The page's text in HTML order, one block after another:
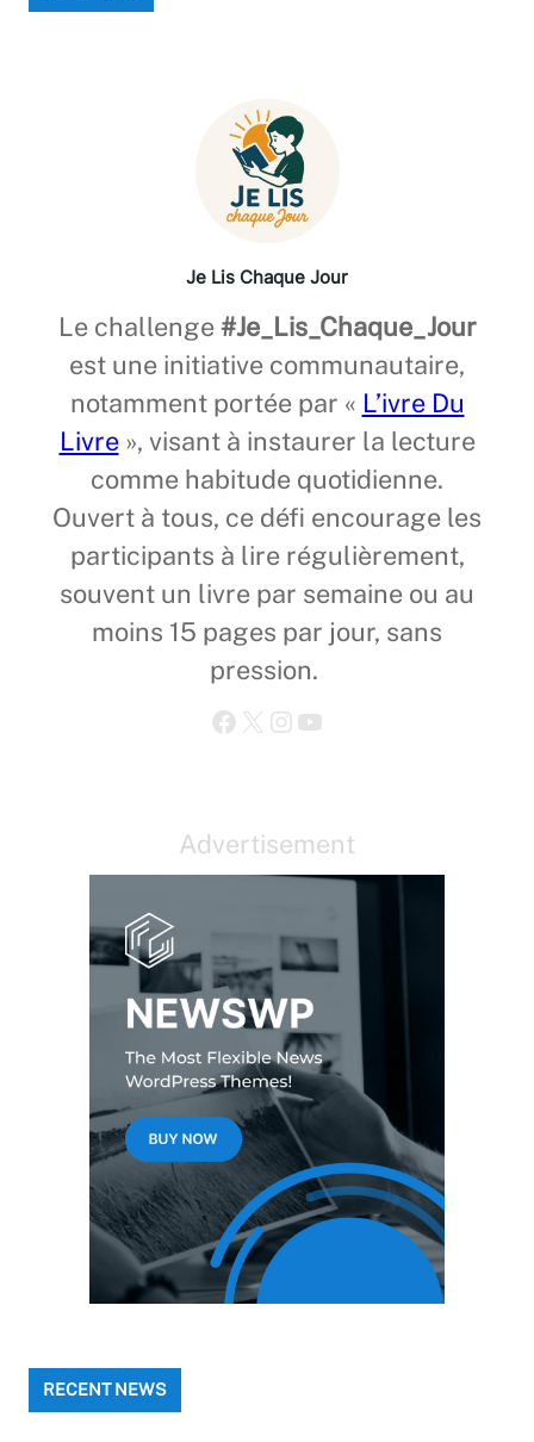
Je Lis Chaque Jour
Le challenge#Je_Lis_Chaque_Jour
est une initiative communautaire,
notamment portée par « L’ivre Du
Livre», visant à instaurer la lecture
comme habitude quotidienne.
Ouvert à tous, ce défi encourage les
participants à lire régulièrement,
souvent un livre par semaine ou au
moins 15 pages par jour, sans
pression.
Facebook X Instagram YouTube
Advertisement
RECENT NEWS